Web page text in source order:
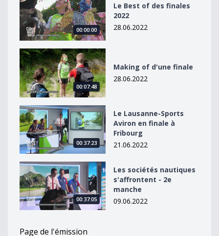
00:00:00
Le Best of des finales
2022
28.06.2022
Making of d&#039;une finale
00:07:48
Making of d'une finale
28.06.2022
Le Lausanne-Sports Aviron en finale à Fribourg
00:37:23
Le Lausanne-Sports
Aviron en finale à
Fribourg
21.06.2022
Les sociétés nautiques s&#039;affrontent - 2e manche
00:37:05
Les sociétés nautiques
s'affrontent - 2e
manche
09.06.2022
Page de l'émission